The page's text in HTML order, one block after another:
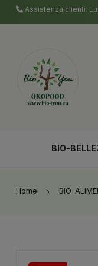
Assistenza clienti:
BIO-
Home BIO-